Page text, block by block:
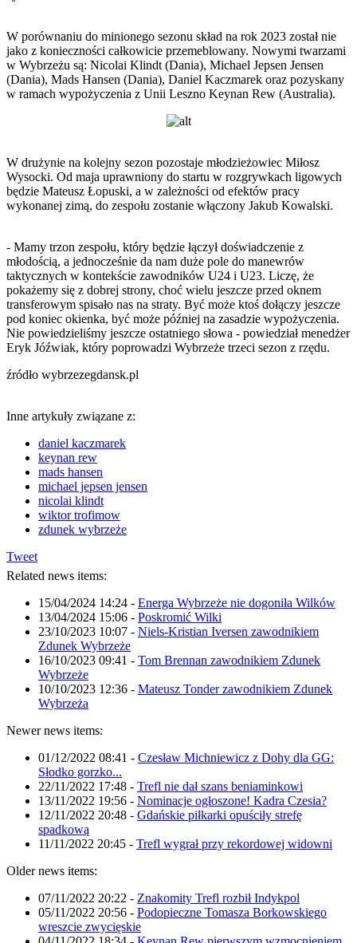
W porównaniu do minionego sezonu skład na rok 2023 został nie
jako z konieczności całkowicie przemeblowany. Nowymi twarzami
w Wybrzeżu są: Nicolai Klindt (Dania), Michael Jepsen Jensen
(Dania), Mads Hansen (Dania), Daniel Kaczmarek oraz pozyskany
w ramach wypożyczenia z Unii Leszno Keynan Rew (Australia).
W drużynie na kolejny sezon pozostaje młodzieżowiec Miłosz
Wysocki. Od maja uprawniony do startu w rozgrywkach ligowych
będzie Mateusz Łopuski, a w zależności od efektów pracy
wykonanej zimą, do zespołu zostanie włączony Jakub Kowalski.
- Mamy trzon zespołu, który będzie łączył doświadczenie z
młodością, a jednocześnie da nam duże pole do manewrów
taktycznych w kontekście zawodników U24 i U23. Liczę, że
pokażemy się z dobrej strony, choć wielu jeszcze przed oknem
transferowym spisało nas na straty. Być może ktoś dołączy jeszcze
pod koniec okienka, być może później na zasadzie wypożyczenia.
Nie powiedzieliśmy jeszcze ostatniego słowa - powiedział menedżer
Eryk Jóźwiak, który poprowadzi Wybrzeże trzeci sezon z rzędu.
źródło wybrzezegdansk.pl
Inne artykuły związane z:
daniel kaczmarek
keynan rew
mads hansen
michael jepsen jensen
nicolai klindt
wiktor trofimow
zdunek wybrzeże
Tweet
Related news items:
15/04/2024 14:24 - Energa Wybrzeże nie dogoniła Wilków
13/04/2024 15:06 - Poskromić Wilki
23/10/2023 10:07 - Niels-Kristian Iversen zawodnikiem
Zdunek Wybrzeże
16/10/2023 09:41 - Tom Brennan zawodnikiem Zdunek
Wybrzeże
10/10/2023 12:36 - Mateusz Tonder zawodnikiem Zdunek
Wybrzeża
Newer news items:
01/12/2022 08:41 - Czesław Michniewicz z Dohy dla GG:
Słodko gorzko...
22/11/2022 17:48 - Trefl nie dał szans beniaminkowi
13/11/2022 19:56 - Nominacje ogłoszone! Kadra Czesia?
12/11/2022 20:48 - Gdańskie piłkarki opuściły strefę
spadkową
11/11/2022 20:45 - Trefl wygrał przy rekordowej widowni
Older news items:
07/11/2022 20:22 - Znakomity Trefl rozbił Indykpol
05/11/2022 20:56 - Podopieczne Tomasza Borkowskiego
wreszcie zwycięskie